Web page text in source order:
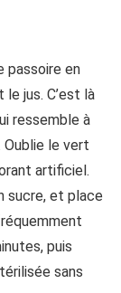
passoire en
jus. C’est là
ressemble à
Oublie le vert
artificiel.
sucre, et place
puis
sans